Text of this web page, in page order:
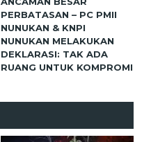
PERBATASAN – PC PMII
NUNUKAN & KNPI
NUNUKAN MELAKUKAN
DEKLARASI: TAK ADA
RUANG UNTUK KOMPROMI